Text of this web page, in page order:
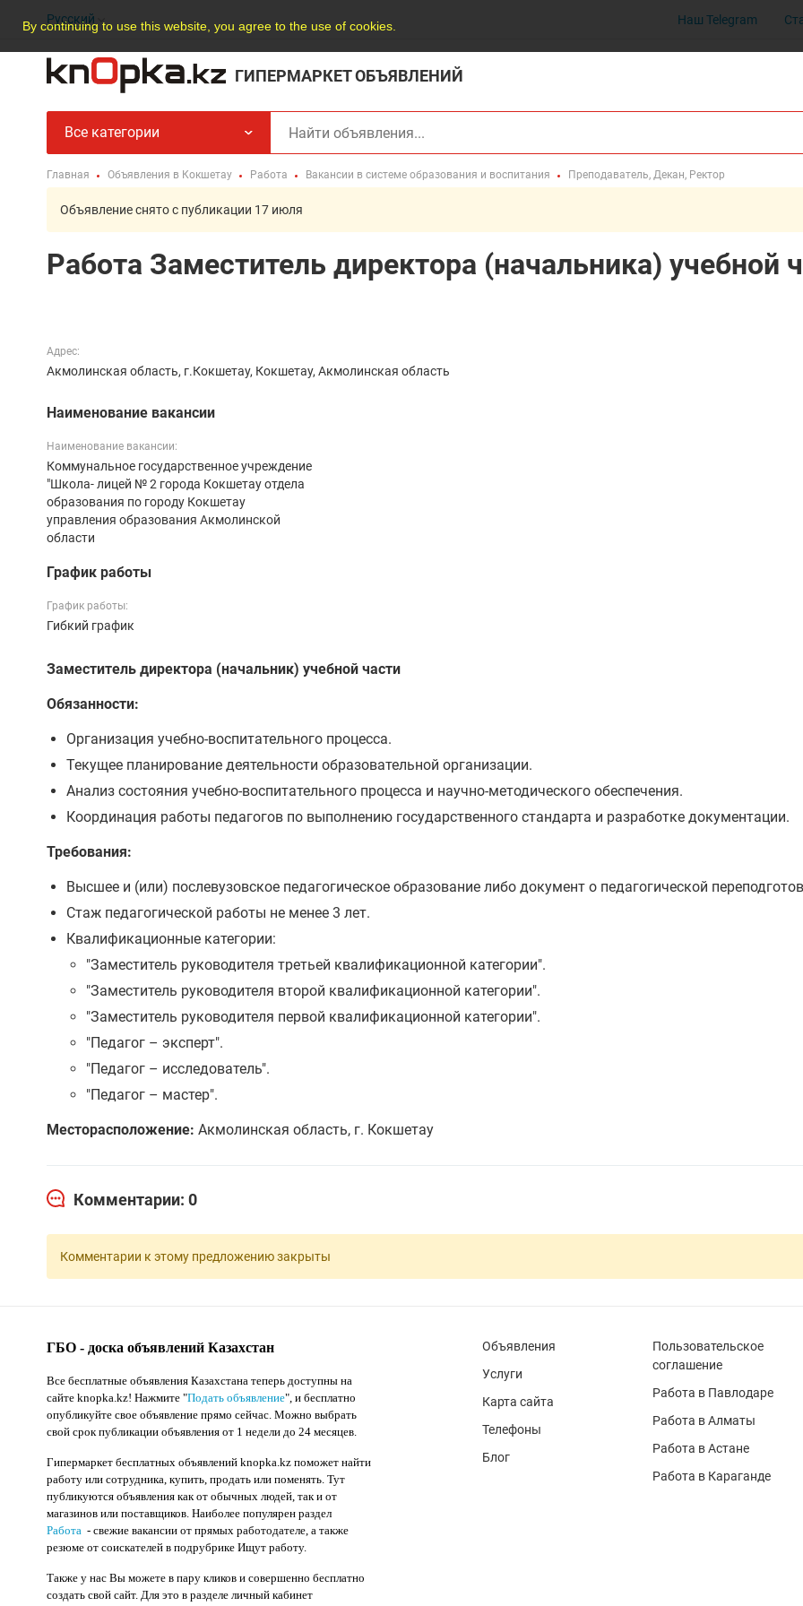
By continuing to use this website, you agree to the use of cookies.
Русский Наш Telegram
ГИПЕРМАРКЕТ ОБЪЯВЛЕНИЙ
Все категории
Главная Объявления в Кокшетау Работа Вакансии в системе образования и воспитания Преподаватель, Декан, Ректор
Объявление снято с публикации 17 июля
Работа Заместитель директора (начальника) учебной
Адрес:
Акмолинская область, г.Кокшетау, Кокшетау, Акмолинская область
Наименование вакансии
Наименование вакансии:
Коммунальное государственное учреждение
"Школа- лицей № 2 города Кокшетау отдела
образования по городу Кокшетау
управления образования Акмолинской
области
График работы
График работы:
Гибкий график
Заместитель директора (начальник) учебной части
Обязанности:
Организация учебно-воспитательного процесса.
Текущее планирование деятельности образовательной организации.
Анализ состояния учебно-воспитательного процесса и научно-методического обеспечения.
Координация работы педагогов по выполнению государственного стандарта и разработке документации.
Требования:
Высшее и (или) послевузовское педагогическое образование либо документ о педагогической
Стаж педагогической работы не менее 3 лет.
Квалификационные категории:
"Заместитель руководителя третьей квалификационной категории".
"Заместитель руководителя второй квалификационной категории".
"Заместитель руководителя первой квалификационной категории".
"Педагог – эксперт".
"Педагог – исследователь".
"Педагог – мастер".
Месторасположение: Акмолинская область, г. Кокшетау
Комментарии: 0
Комментарии к этому предложению закрыты
ГБО - доска объявлений Казахстан
Все бесплатные объявления Казахстана теперь доступны на
сайте knopka.kz! Нажмите "Подать объявление", и бесплатно
опубликуйте свое объявление прямо сейчас. Можно выбрать
свой срок публикации объявления от 1 недели до 24 месяцев.
Гипермаркет бесплатных объявлений knopka.kz поможет найти
работу или сотрудника, купить, продать или поменять. Тут
публикуются объявления как от обычных людей, так и от
магазинов или поставщиков. Наиболее популярен раздел
Работа - свежие вакансии от прямых работодателе, а также
резюме от соискателей в подрубрике Ищут работу.
Также у нас Вы можете в пару кликов и совершенно бесплатно
создать свой сайт. Для это в разделе личный кабинет
Объявления
Услуги
Карта сайта
Телефоны
Блог
Пользовательское
соглашение
Работа в Павлодаре
Работа в Алматы
Работа в Астане
Работа в Караганде